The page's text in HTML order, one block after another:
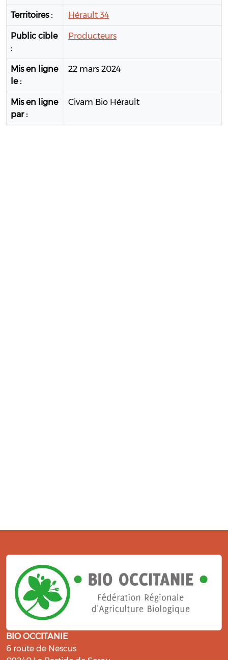
Territoires : Hérault 34
Public cible
:
Producteurs
Mis en ligne
le :
22 mars 2024
Mis en ligne
par :
Civam Bio Hérault
BIO OCCITANIE
6 route de Nescus